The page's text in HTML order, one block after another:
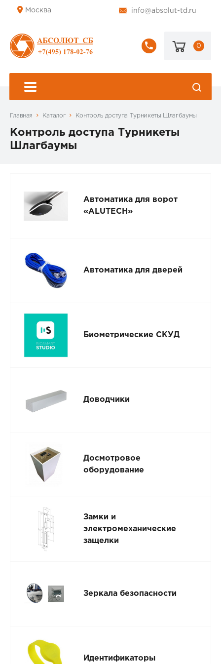
Москва info@absolut-td.ru
+7
178-
0
Главная Каталог Контроль доступа Турникеты Шлагбаумы
Контроль доступа Турникеты
Шлагбаумы
Автоматика для ворот
«ALUTECH»
Автоматика для дверей
Биометрические СКУД
Доводчики
Досмотровое
оборудование
Замки и
электромеханические
защелки
Зеркала безопасности
Идентификаторы